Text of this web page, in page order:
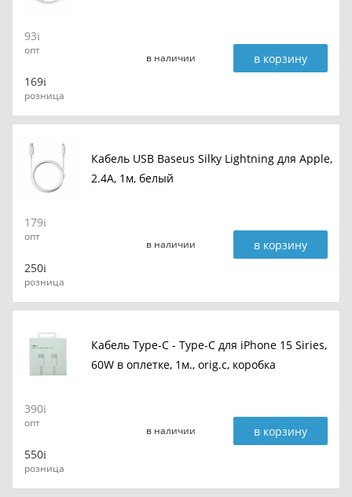
93
опт
169
розница
в наличии в корзину
Кабель USB Baseus Silky Lightning для Apple,
2.4A, 1м, белый
179
опт
250
розница
в наличии в корзину
Кабель Type-C - Type-C для iPhone 15 Siries,
60W в оплетке, 1м., orig.c, коробка
390
опт
550
розница
в наличии в корзину